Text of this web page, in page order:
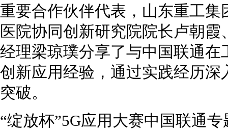
重要合作伙伴代表，山东重工集
医院协同创新研究院院长卢朝
经理梁琼璞分享了与中国联通
创新应用经验，通过实践经历
突破。
“绽放杯”5G应用大赛中国联通